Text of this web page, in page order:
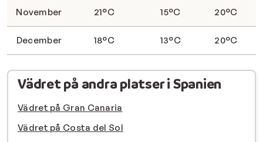
November 21°C 15°C 20°C
December 18°C 13°C 20°C
Vädret på andra platser i Spanien
Vädret på Gran Canaria
Vädret på Costa del Sol